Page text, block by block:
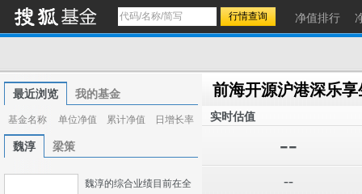
净值排行
最近浏览 我的基金
基金名称 单位净值 累计净值 日增长率
魏淳 梁策
魏淳的综合业绩目前在全
前海开源沪港深乐享
实时估值
--
--